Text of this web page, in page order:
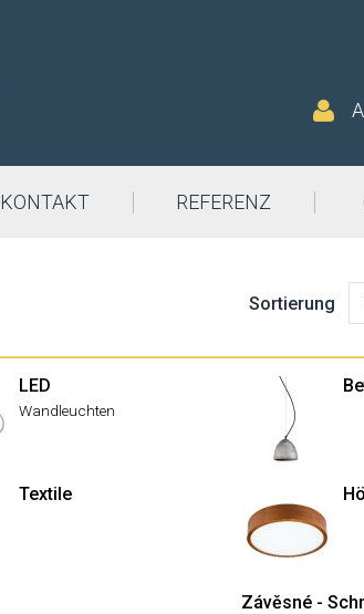
KONTAKT REFERENZ
Sortierung
LED
Wandleuchten
Textile
Závěsné -